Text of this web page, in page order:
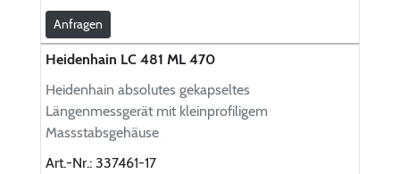
Anfragen
Heidenhain LC 481 ML 470
Heidenhain absolutes gekapseltes
Längenmessgerät mit kleinprofiligem
Massstabsgehäuse
Art.-Nr.: 337461-17